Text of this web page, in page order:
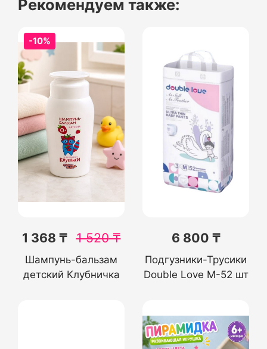
Рекомендуем также:
-10%
1 368 ₸ 1 520₸
Шампунь-бальзам
детский Клубничка
6 800 ₸
Подгузники-Трусики
Double Love M-52 шт